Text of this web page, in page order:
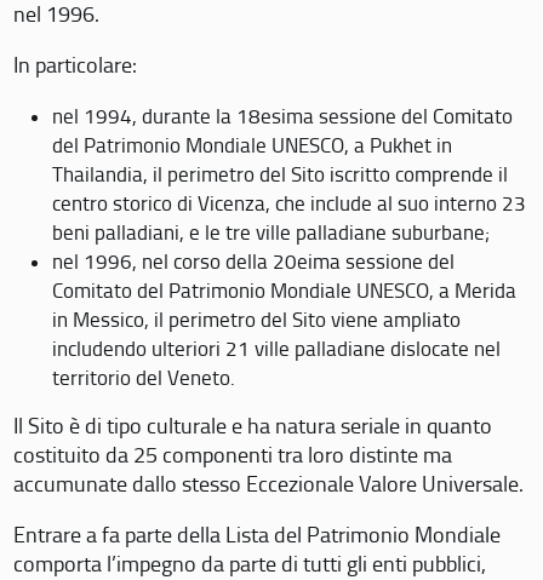
nel 1996.
In particolare:
nel 1994, durante la 18esima sessione del Comitato
del Patrimonio Mondiale UNESCO, a Pukhet in
Thailandia, il perimetro del Sito iscritto comprende il
centro storico di Vicenza, che include al suo interno 23
beni palladiani, e le tre ville palladiane suburbane;
nel 1996, nel corso della 20eima sessione del
Comitato del Patrimonio Mondiale UNESCO, a Merida
in Messico, il perimetro del Sito viene ampliato
includendo ulteriori 21 ville palladiane dislocate nel
territorio del Veneto.
Il Sito è di tipo culturale e ha natura seriale in quanto
costituito da 25 componenti tra loro distinte ma
accumunate dallo stesso Eccezionale Valore Universale.
Entrare a fa parte della Lista del Patrimonio Mondiale
comporta l’impegno da parte di tutti gli enti pubblici,